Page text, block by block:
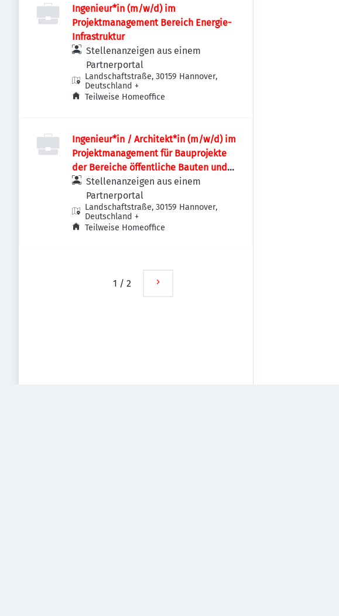
Ingenieur*in (m/w/d) im
Projektmanagement Bereich Energie-
Infrastruktur
Stellenanzeigen aus einem
Partnerportal
Landschaftstraße, 30159 Hannover,
Deutschland +
Teilweise Homeoffice
Ingenieur*in / Architekt*in (m/w/d) im
Projektmanagement für Bauprojekte
der Bereiche öffentliche Bauten und
Industriebauten / Infrastruktur
Stellenanzeigen aus einem
Partnerportal
Landschaftstraße, 30159 Hannover,
Deutschland +
Teilweise Homeoffice
1 / 2